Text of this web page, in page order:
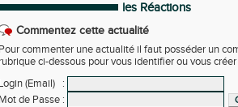
les Réactions
Commentez cette actualité
Pour commenter une actualité il faut posséder un
rubrique ci-dessous pour vous identifier ou vous
(Email)
:
Mot de Passe :